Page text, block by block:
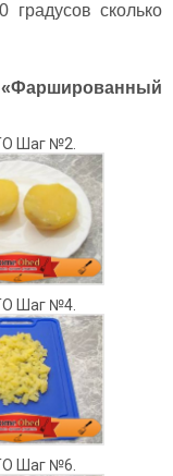
градусов сколько
«Фаршированный
Шаг №2.
Шаг №4.
Шаг №6.